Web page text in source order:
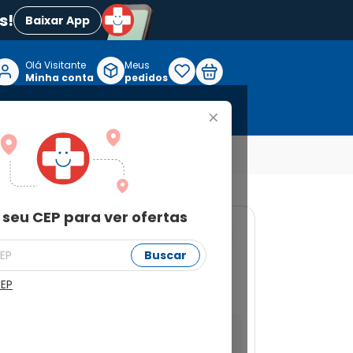
Baixar App
+
CEP para ver ofertas
Buscar
Olá Visitante
Minha conta
Meus
pedidos
42 Comprimidos
ver ofertas